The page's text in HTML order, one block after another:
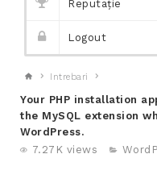
Reputație
Logout
Intrebari
Your PHP installation
the MySQL extension
WordPress.
7.27K views